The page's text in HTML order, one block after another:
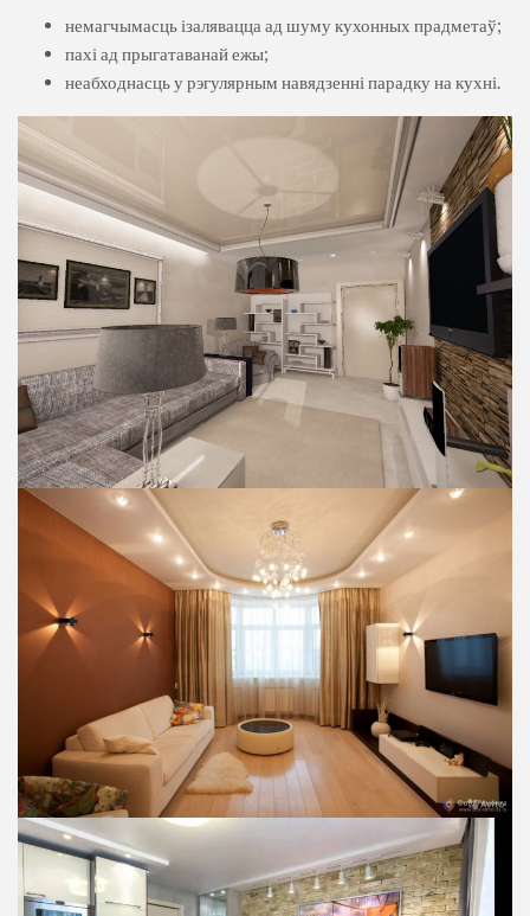
немагчымасць ізалявацца ад шуму кухонных прадметаў;
пахі ад прыгатаванай ежы;
неабходнасць у рэгулярным навядзенні парадку на кухні.